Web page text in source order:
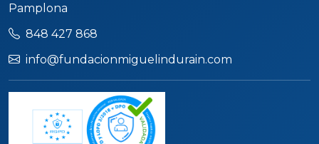
Pamplona
848 427 868
info@fundacionmiguelindurain.com